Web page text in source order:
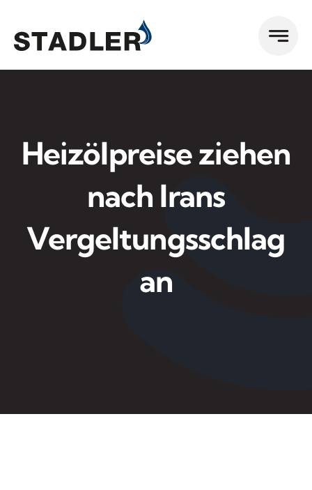
Inhalt
springen
Heizölpreise ziehen
nach Irans
Vergeltungsschlag
an